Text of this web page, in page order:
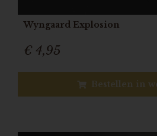
Wyngaard Explosion
€ 4,95
Bestellen in